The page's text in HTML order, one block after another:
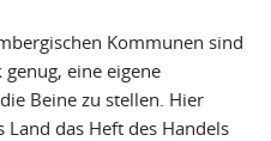
Kommunen sind
eine eigene
Beine zu stellen. Hier
Land das Heft des Handels